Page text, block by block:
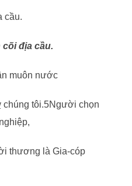
cầu.
cõi địa cầu.
muôn nước
chúng tôi.5Người chọn
thương là Gia-cóp